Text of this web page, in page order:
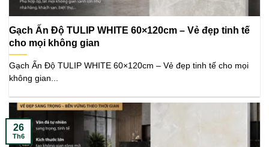
Gạch Ấn Độ TULIP WHITE 60×120cm – Vẻ đẹp tinh tế
cho mọi không gian
Gạch Ấn Độ TULIP WHITE 60×120cm – Vẻ đẹp tinh tế cho mọi
không gian...
26
Th6